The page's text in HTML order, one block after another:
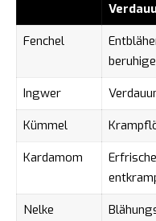
Fenchel
Ingwer
Kümmel
Kardamom
Nelke